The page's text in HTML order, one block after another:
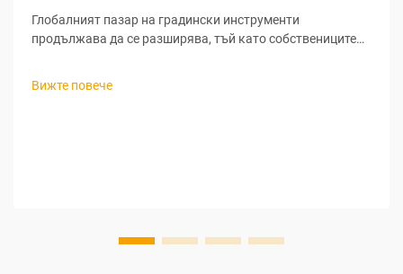
Глобалният пазар на градински инструменти
продължава да се разширява, тъй като собствениците
градинарството. За търговците, които търсят печеливши
Вижте повече